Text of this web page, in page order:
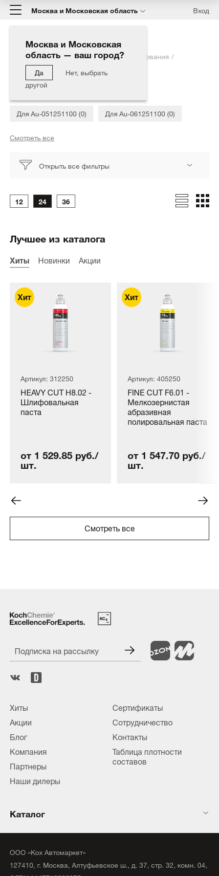
Москва и Московская область
Москва и Московская
область — ваш город?
Да
Нет, выбрать
другой
Вход
Главная Каталог Запчасти для оборудования
Запчасти для ПМ
Запчасти для ПМ
Для Au-051251100 (0)
Для Au-061251100 (0)
Для Au-071251100 (0)
Для Au-071251380 (0)
Для Au-081501010 (0)
Открыть все фильтры
12 24 36
Лучшее из каталога
Хиты Новинки Акции
Артикул: 312250
HEAVY CUT H8.02 -
Шлифовальная
паста
от 1 529.85 руб./
шт.
Артикул: 405250
FINE CUT F6.01 -
Мелкозернистая
абразивная
полировальная паста
от 1 547.70 руб./
шт.
Смотреть все
Подписка на рассылку
Хиты
Акции
Блог
Компания
Партнеры
Наши дилеры
Сертификаты
Сотрудничество
Контакты
Таблица плотности
составов
Каталог
ООО «Кох Автомаркет»
127410, г. Москва, Алтуфьевское ш., д. 37, стр. 32, комн. 04,